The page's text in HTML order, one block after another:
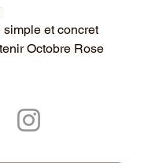
simple et concret
Octobre Rose